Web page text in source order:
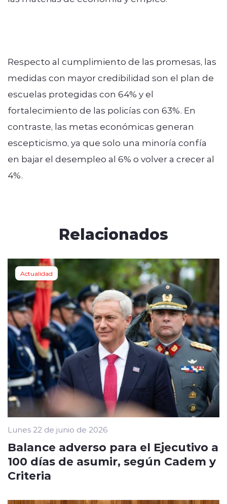
Respecto al cumplimiento de las promesas, las
medidas con mayor credibilidad son el plan de
escuelas protegidas con 64% y el
fortalecimiento de las policías con 63%. En
contraste, las metas económicas generan
escepticismo, ya que solo una minoría confía
en bajar el desempleo al 6% o volver a crecer al
4%.
Relacionados
Actualidad
Lunes 22 de junio de 2026
Balance adverso para el Ejecutivo a
100 días de asumir, según Cadem y
Criteria